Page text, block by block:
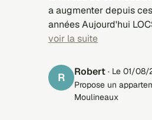
a augmenter depuis
années Aujourd'hui
présente des candidats
l'appartement à louer Le
c'est plutôt les
s'inscrivent sur
voir la suite
R Robert · Le 01/
Propose un
Moulineaux